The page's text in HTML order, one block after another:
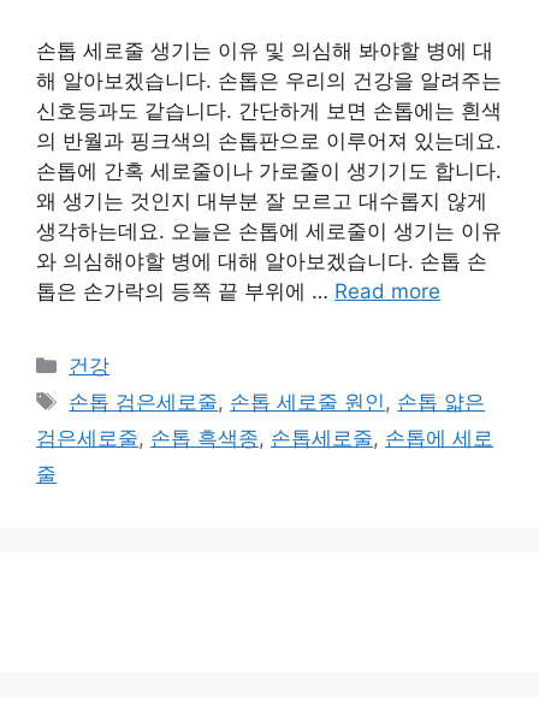
손톱 세로줄 생기는 이유 및 의심해 봐야할 병에 대
해 알아보겠습니다. 손톱은 우리의 건강을 알려주는
신호등과도 같습니다. 간단하게 보면 손톱에는 흰색
의 반월과 핑크색의 손톱판으로 이루어져 있는데요.
손톱에 간혹 세로줄이나 가로줄이 생기기도 합니다.
왜 생기는 것인지 대부분 잘 모르고 대수롭지 않게
생각하는데요. 오늘은 손톱에 세로줄이 생기는 이유
와 의심해야할 병에 대해 알아보겠습니다. 손톱 손
톱은 손가락의 등쪽 끝 부위에 … Read more
카
테
리
건강
태
그
손톱 검은세로줄, 손톱 세로줄 원인 , 손톱 얇은
검은세로줄, 손톱 흑색종, 손톱세로줄, 손톱에 세로
줄